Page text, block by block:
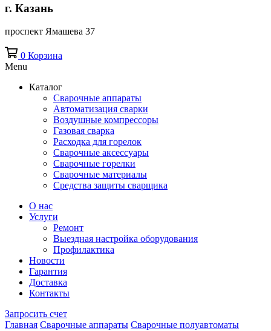
г. Казань
проспект Ямашева 37
0 Корзина
Menu
Каталог
Сварочные аппараты
Автоматизация сварки
Воздушные компрессоры
Газовая сварка
Расходка для горелок
Сварочные аксессуары
Сварочные горелки
Сварочные материалы
Средства защиты сварщика
О нас
Услуги
Ремонт
Выездная настройка оборудования
Профилактика
Новости
Гарантия
Доставка
Контакты
Запросить счет
Главная Сварочные аппараты Сварочные полуавтоматы